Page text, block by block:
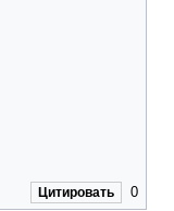
Цитировать 0